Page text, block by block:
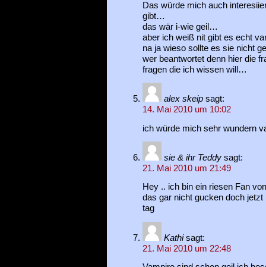
Das würde mich auch
gibt…
das wär i-wie geil…
aber ich weiß nit gibt es echt
na ja wieso sollte es sie nicht
wer beantwortet denn hier die
fragen die ich wissen will…
alex skeip sagt:
14. Mai 2010 um 10:02
ich würde mich sehr wundern
sie & ihr Teddy sagt:
21. Mai 2010 um 21:49
Hey .. ich bin ein riesen Fan
das gar nicht gucken doch
tag
Kathi sagt:
21. Mai 2010 um 22:48